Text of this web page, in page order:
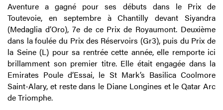
Aventure a gagné pour ses débuts dans le Prix de
Toutevoie, en septembre à Chantilly devant Siyandra
(Medaglia d’Oro), 7e de ce Prix de Royaumont. Deuxième
dans la foulée du Prix des Réservoirs (Gr3), puis du Prix de
la Seine (L) pour sa rentrée cette année, elle remporte ici
brillamment son premier titre. Elle était engagée dans la
Emirates Poule d’Essai, le St Mark’s Basilica Coolmore
Saint-Alary, et reste dans le Diane Longines et le Qatar Arc
de Triomphe.